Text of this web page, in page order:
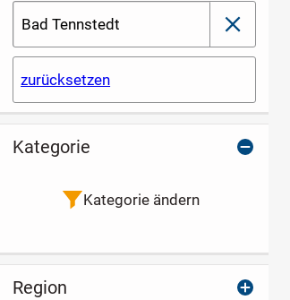
Bad Tennstedt schließen
zurücksetzen
Kategorie
Kategorie ändern
Region